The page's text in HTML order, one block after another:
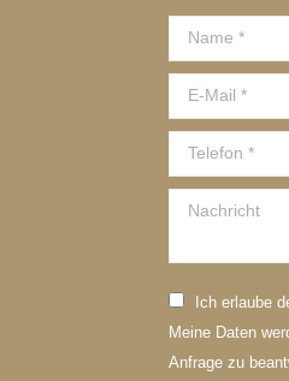
Name *
E-Mail *
Telefon *
Nachricht
Ich erlaube
Meine Daten
Anfrage zu